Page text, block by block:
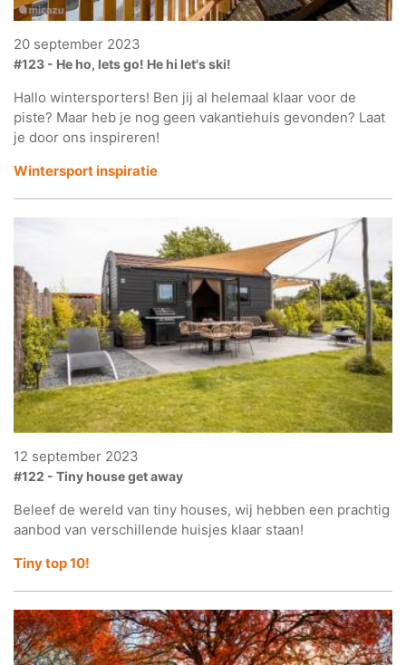
20 september 2023
#123 - He ho, lets go! He hi let's ski!
Hallo wintersporters! Ben jij al helemaal klaar voor de
piste? Maar heb je nog geen vakantiehuis gevonden? Laat
je door ons inspireren!
Wintersport inspiratie
12 september 2023
#122 - Tiny house get away
Beleef de wereld van tiny houses, wij hebben een prachtig
aanbod van verschillende huisjes klaar staan!
Tiny top 10!